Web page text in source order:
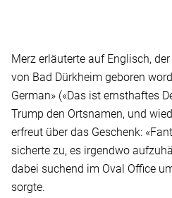
Merz erläuterte auf Englisch,
von Bad Dürkheim geboren
German» («Das ist ernsthaftes
Trump den Ortsnamen, und
erfreut über das Geschenk:
sicherte zu, es irgendwo
dabei suchend im Oval Office
sorgte.